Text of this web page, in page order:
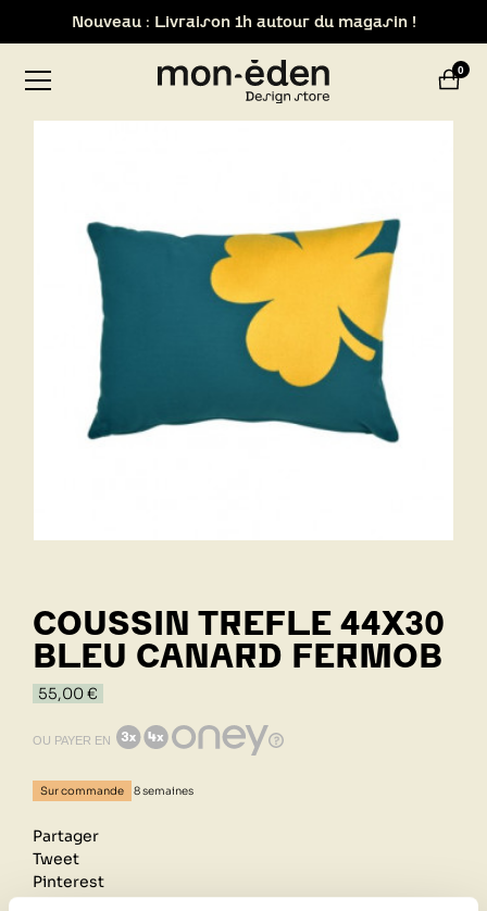
COUSSIN TREFLE 44X30
BLEU CANARD FERMOB
55,00 €
OU PAYER EN
Sur commande 8 semaines
Partager
Tweet
Pinterest
Retrait de votre commande dans notre design store de
Lyon-Brignais 0